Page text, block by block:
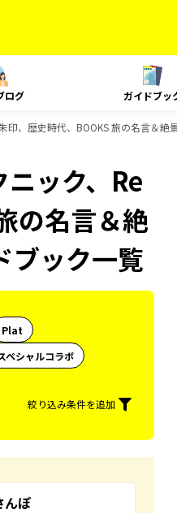
ログ ガイドブッ
、歴史時代、BOOKS 旅の名言＆絶
ック、Re
の名言＆絶
ブック一覧
Plat
ペシャルコラボ
絞り込み条件を追加
ぽ